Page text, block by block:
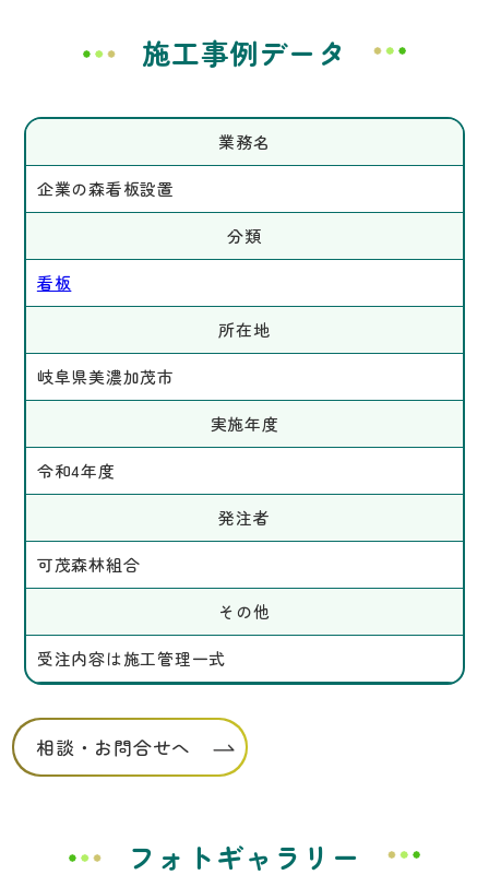
施工事例データ
業務名
企業の森看板設置
分類
看板
所在地
岐阜県美濃加茂市
実施年度
令和4年度
発注者
可茂森林組合
その他
受注内容は施工管理一式
相談・お問合せへ
フォトギャラリー